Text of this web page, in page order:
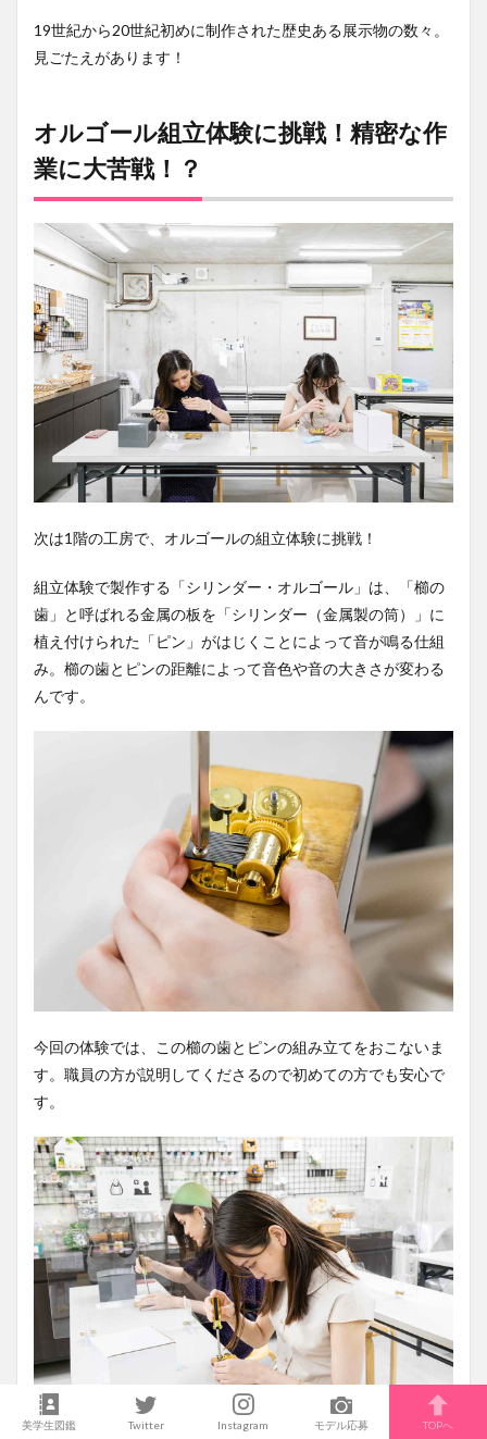
19世紀から20世紀初めに制作された歴史ある展示物の数々。
見ごたえがあります！
オルゴール組立体験に挑戦！精密な作
業に大苦戦！？
次は1階の工房で、オルゴールの組立体験に挑戦！
組立体験で製作する「シリンダー・オルゴール」は、「櫛の
歯」と呼ばれる金属の板を「シリンダー（金属製の筒）」に
植え付けられた「ピン」がはじくことによって音が鳴る仕組
み。櫛の歯とピンの距離によって音色や音の大きさが変わる
んです。
今回の体験では、この櫛の歯とピンの組み立てをおこないま
す。職員の方が説明してくださるので初めての方でも安心で
す。
美学生図鑑 Twitter Instagram モデル応募 TOPへ